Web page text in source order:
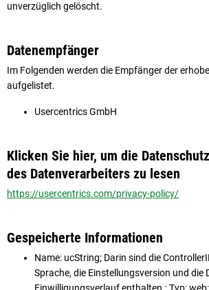
unverzüglich gelöscht.
Datenempfänger
Im Folgenden werden die Empfänger der
aufgelistet.
Usercentrics GmbH
Klicken Sie hier, um die
des Datenverarbeiters zu lesen
https://usercentrics.com/privacy-policy/
Gespeicherte Informationen
Name: ucString; Darin sind die
Sprache, die Einstellungsversion und die